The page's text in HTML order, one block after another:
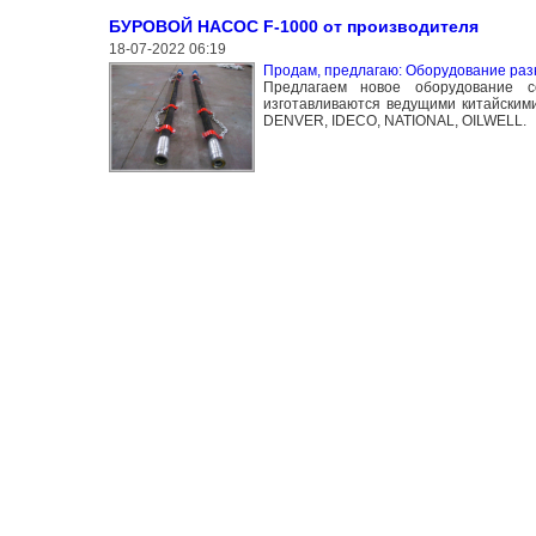
БУРОВОЙ НАСОС F-1000 от производителя
18-07-2022 06:19
Продам, предлагаю: Оборудование
Предлагаем новое оборудование
изготавливаются ведущими
DENVER, IDECO, NATIONAL, OILWELL.